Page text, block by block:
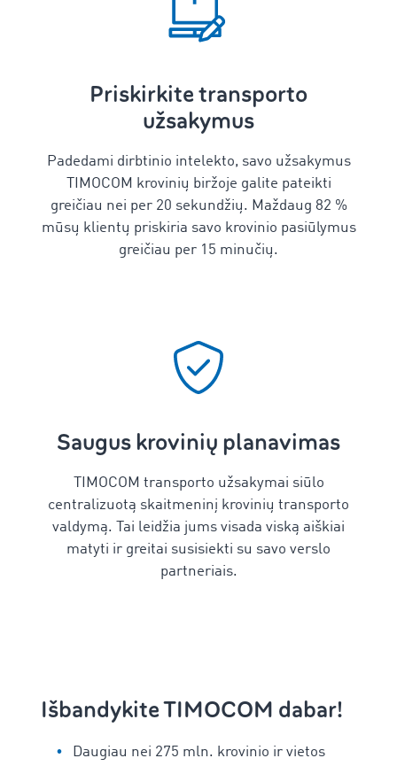
Priskirkite transporto
užsakymus
Padedami dirbtinio intelekto, savo užsakymus
TIMOCOM krovinių biržoje galite pateikti
greičiau nei per 20 sekundžių. Maždaug 82 %
mūsų klientų priskiria savo krovinio pasiūlymus
greičiau per 15 minučių.
Saugus krovinių planavimas
TIMOCOM transporto užsakymai siūlo
centralizuotą skaitmeninį krovinių transporto
valdymą. Tai leidžia jums visada viską aiškiai
matyti ir greitai susisiekti su savo verslo
partneriais.
Išbandykite TIMOCOM dabar!
Daugiau nei 275 mln. krovinio ir vietos